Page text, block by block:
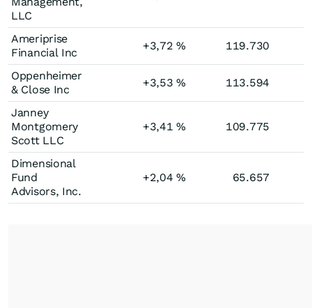
LLC
Ameriprise
Financial Inc
+3,72% 119.730
Oppenheimer
& Close Inc
+3,53% 113.594
Janney
Montgomery
Scott LLC
+3,41% 109.775
Dimensional
Fund
Advisors, Inc.
+2,04% 65.657